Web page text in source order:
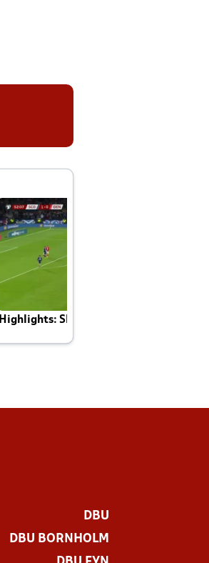
Highlights: Skotland - Danmark 4-2
DBU
DBU BORNHOLM